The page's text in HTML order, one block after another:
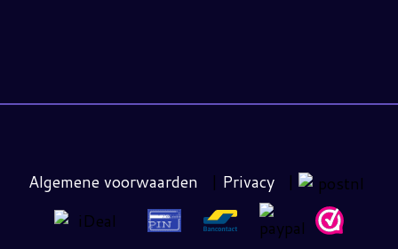
Algemene voorwaarden | Privacy |